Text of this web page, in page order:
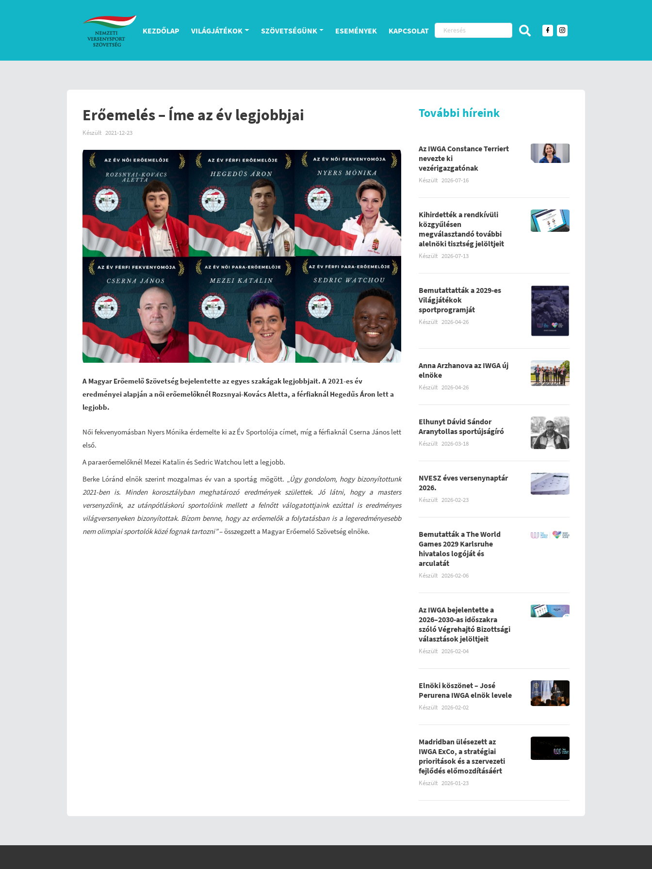
KEZDŐLAP VILÁGJÁTÉKOK SZÖVETSÉGÜNK ESEMÉNYEK KAPCSOLAT
Erőemelés – Íme az év legjobbjai
Készült 2021-12-23
A Magyar Erőemelő Szövetség bejelentette az egyes szakágak legjobbjait. A 2021-es év
eredményei alapján a női erőemelőknél Rozsnyai-Kovács Aletta, a férfiaknál Hegedűs Áron lett a
legjobb.
Női fekvenyomásban Nyers Mónika érdemelte ki az Év Sportolója címet, míg a férfiaknál Cserna János lett
első.
A paraerőemelőknél Mezei Katalin és Sedric Watchou lett a legjobb.
Berke Lóránd elnök szerint mozgalmas év van a sportág mögött. „Úgy gondolom, hogy bizonyítottunk
2021-ben is. Minden korosztályban meghatározó eredmények születtek. Jó látni, hogy a masters
versenyzőink, az utánpótláskorú sportolóink mellett a felnőtt válogatottjaink ezúttal is eredményes
világversenyeken bizonyítottak. Bízom benne, hogy az erőemelők a folytatásban is a legeredményesebb
nem olimpiai sportolók közé fognak tartozni”– összegzett a Magyar Erőemelő Szövetség elnöke.
További híreink
Az IWGA Constance Terriert
nevezte ki
vezérigazgatónak
Készült 2026-07-16
Kihirdették a rendkívüli
közgyűlésen
megválasztandó további
alelnöki tisztség jelöltjeit
Készült 2026-07-13
Bemutattatták a 2029-es
Világjátékok
sportprogramját
Készült 2026-04-26
Anna Arzhanova az IWGA új
elnöke
Készült 2026-04-26
Elhunyt Dávid Sándor
Aranytollas sportújságíró
Készült 2026-03-18
NVESZ éves versenynaptár
2026.
Készült 2026-02-23
Bemutatták a The World
Games 2029 Karlsruhe
hivatalos logóját és
arculatát
Készült 2026-02-06
Az IWGA bejelentette a
2026–2030-as időszakra
szóló Végrehajtó Bizottsági
választások jelöltjeit
Készült 2026-02-04
Elnöki köszönet – José
Perurena IWGA elnök levele
Készült 2026-02-02
Madridban ülésezett az
IWGA ExCo, a stratégiai
prioritások és a szervezeti
fejlődés előmozdításáért
Készült 2026-01-23